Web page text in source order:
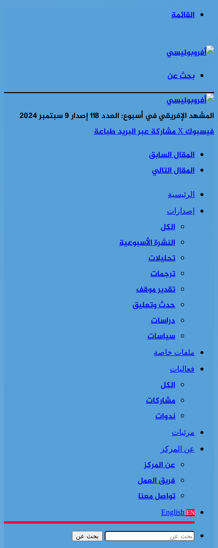
القائمة
بحث عن
المشهد الإفريقي في أسبوع: العدد 118 إصدار 9 سبتمبر 2024
فيسبوك‫Xمشاركة عبر البريدطباعة
المقال السابق
المقال التالي
الرئيسية
إصدارات
الكل
النشرة الأسبوعية
تحليلات
ترجمات
تقدير موقف
حدث وتعليق
دراسات
سياسات
ملفات خاصة
فعاليات
الكل
مشاركات
ندوات
مرئيات
عن المركز
عن المركز
فريق العمل
تواصل معنا
English EN
بحث عن